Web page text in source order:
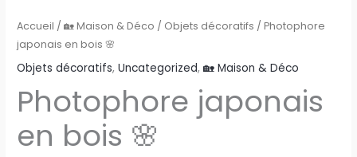
Accueil /🏡 Maison & Déco / Objets décoratifs / Photophore
japonais en bois 🌸
Objets décoratifs,Uncategorized,🏡 Maison & Déco
Photophore japonais
en bois 🌸